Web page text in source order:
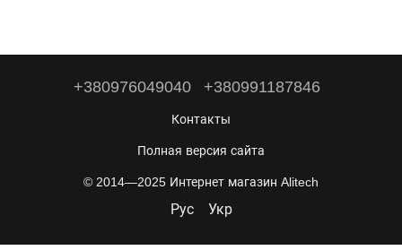
+380976049040 +380991187846
Контакты
Полная версия сайта
© 2014—2025 Интернет магазин Alitech
Рус Укр